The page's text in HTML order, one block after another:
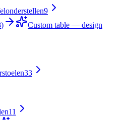
9
)
Custom table — design
33
11